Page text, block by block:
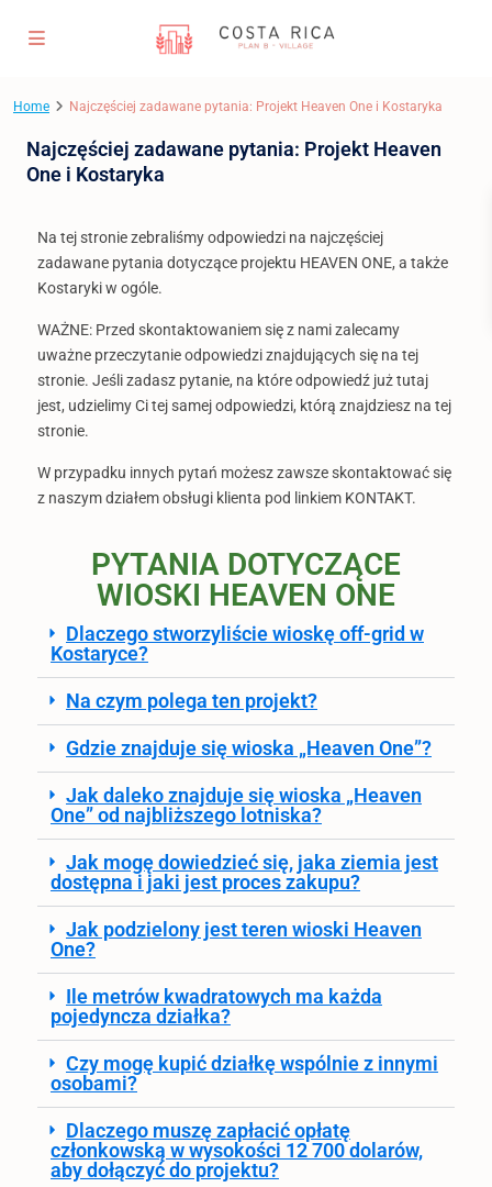
Home Najczęściej zadawane pytania: Projekt Heaven One i Kostaryka
Najczęściej zadawane pytania: Projekt Heaven
One i Kostaryka
Na tej stronie zebraliśmy odpowiedzi na najczęściej
zadawane pytania dotyczące projektu HEAVEN ONE, a także
Kostaryki w ogóle.
WAŻNE: Przed skontaktowaniem się z nami zalecamy
uważne przeczytanie odpowiedzi znajdujących się na tej
stronie. Jeśli zadasz pytanie, na które odpowiedź już tutaj
jest, udzielimy Ci tej samej odpowiedzi, którą znajdziesz na tej
stronie.
W przypadku innych pytań możesz zawsze skontaktować się
z naszym działem obsługi klienta pod linkiem KONTAKT.
PYTANIA DOTYCZĄCE
WIOSKI HEAVEN ONE
Dlaczego stworzyliście wioskę off-grid w
Kostaryce?
Na czym polega ten projekt?
Gdzie znajduje się wioska „Heaven One”?
Jak daleko znajduje się wioska „Heaven
One” od najbliższego lotniska?
Jak mogę dowiedzieć się, jaka ziemia jest
dostępna i jaki jest proces zakupu?
Jak podzielony jest teren wioski Heaven
One?
Ile metrów kwadratowych ma każda
pojedyncza działka?
Czy mogę kupić działkę wspólnie z innymi
osobami?
Dlaczego muszę zapłacić opłatę
członkowską w wysokości 12 700 dolarów,
aby dołączyć do projektu?